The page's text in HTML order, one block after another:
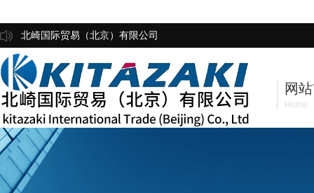
北崎国际贸易（北京）有限公司
网
Home